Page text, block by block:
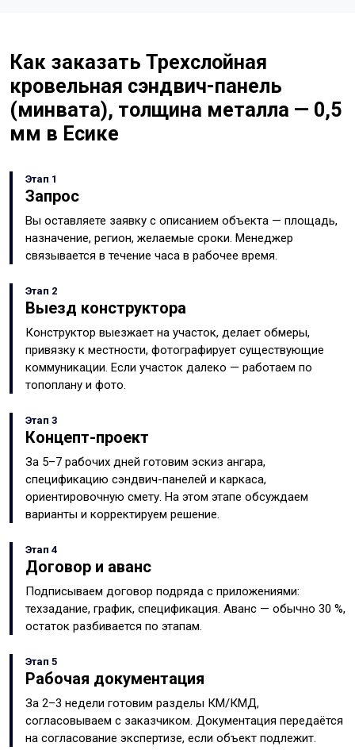
Как заказать Трехслойная
кровельная сэндвич-панель
(минвата), толщина металла — 0,5
мм в Есике
Этап 1
Запрос
Вы оставляете заявку с описанием объекта — площадь,
назначение, регион, желаемые сроки. Менеджер
связывается в течение часа в рабочее время.
Этап 2
Выезд конструктора
Конструктор выезжает на участок, делает обмеры,
привязку к местности, фотографирует существующие
коммуникации. Если участок далеко — работаем по
топоплану и фото.
Этап 3
Концепт-проект
За 5–7 рабочих дней готовим эскиз ангара,
спецификацию сэндвич-панелей и каркаса,
ориентировочную смету. На этом этапе обсуждаем
варианты и корректируем решение.
Этап 4
Договор и аванс
Подписываем договор подряда с приложениями:
техзадание, график, спецификация. Аванс — обычно 30 %,
остаток разбивается по этапам.
Этап 5
Рабочая документация
За 2–3 недели готовим разделы КМ/КМД,
согласовываем с заказчиком. Документация передаётся
на согласование экспертизе, если объект подлежит.